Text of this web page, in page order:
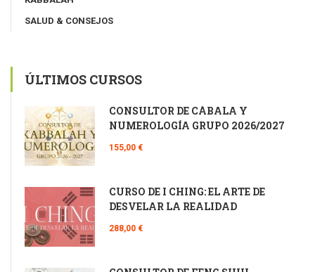
SALUD & CONSEJOS
ÚLTIMOS CURSOS
CONSULTOR DE CÁBALA Y
NUMEROLOGÍA GRUPO 2026/2027
155,00 €
CURSO DE I CHING: EL ARTE DE
DESVELAR LA REALIDAD
288,00 €